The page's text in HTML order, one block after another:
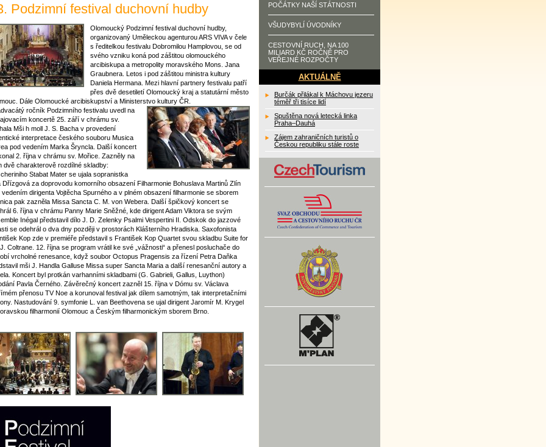
Podzimní festival duchovní hudby
Olomoucký Podzimní festival duchovní hudby,
organizovaný Uměleckou agenturou ARS VIVA v čele
s ředitelkou festivalu Dobromilou Hamplovou, se od
svého vzniku koná pod záštitou olomouckého
arcibiskupa a metropolity moravského Mons. Jana
Graubnera. Letos i pod záštitou ministra kultury
Daniela Hermana. Mezi hlavní partnery festivalu patří
přes dvě desetiletí Olomoucký kraj a statutární město
Dále Olomoucké arcibiskupství a Ministerstvo kultury ČR.
ročník Podzimního festivalu uvedl na
koncertě 25. září v chrámu sv.
Mši h moll J. S. Bacha v provedení
interpretace českého souboru Musica
pod vedením Marka Šryncla. Další koncert
2. října v chrámu sv. Mořice. Zazněly na
dvě charakterově rozdílné skladby:
Stabat Mater se ujala sopranistka
Dřízgová za doprovodu komorního obsazení Filharmonie Bohuslava Martinů Zlín
vedením dirigenta Vojtěcha Spurného a v plném obsazení filharmonie se sborem
pak zazněla Missa Sancta C. M. von Webera. Další špičkový koncert se
6. října v chrámu Panny Marie Sněžné, kde dirigent Adam Viktora se svým
Inégal představil dílo J. D. Zelenky Psalmi Vespertini II. Odskok do jazzové
se odehrál o dva dny později v prostorách Klášterního Hradiska. Saxofonista
Kop zde v premiéře představil s František Kop Quartet svou skladbu Suite for
Coltrane. 12. října se program vrátil ke své „vážnosti“ a přenesl posluchače do
vrcholné renesance, když soubor Octopus Pragensis za řízení Petra Daňka
mši J. Handla Galluse Missa super Sancta Maria a další renesanční autory a
Koncert byl protkán varhanními skladbami (G. Gabrieli, Gallus, Luython)
Pavla Černého. Závěrečný koncert zazněl 15. října v Dómu sv. Václava
přenosu TV Noe a korunoval festival jak dílem samotným, tak interpretačními
Nastudování 9. symfonie L. van Beethovena se ujal dirigent Jaromír M. Krygel
filharmonií Olomouc a Českým filharmonickým sborem Brno.
POČÁTKY NAŠÍ STÁTNOSTI
VŠUDYBYLÍ ÚVODNÍKY
CESTOVNÍ RUCH, NA 100
MILIARD KČ ROČNĚ PRO
VEŘEJNÉ ROZPOČTY
AKTUÁLNĚ
Burčák přilákal k Máchovu jezeru
téměř tři tisíce lidí
Spuštěna nová letecká linka
Praha–Dauhá
Zájem zahraničních turistů o
Českou republiku stále roste